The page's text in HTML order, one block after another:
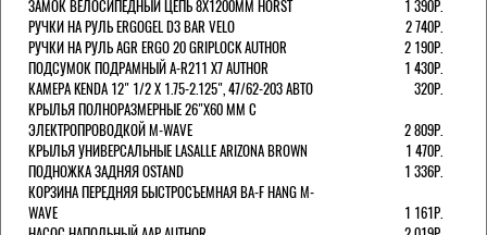
ЗАМОК ВЕЛОCИПЕДНЫЙ ЦЕПЬ 8Х1200ММ HORST
1 390Р.
РУЧКИ НА РУЛЬ ERGOGEL D3 BAR VELO
2 740Р.
РУЧКИ НА РУЛЬ AGR ERGO 20 GRIPLOCK AUTHOR
2 190Р.
ПОДСУМОК ПОДРАМНЫЙ A-R211 X7 AUTHOR
1 430Р.
КАМЕРА KENDA 12" 1/2 Х 1.75-2.125", 47/62-203 АВТО
320Р.
КРЫЛЬЯ ПОЛНОРАЗМЕРНЫЕ 26"Х60 ММ С
ЭЛЕКТРОПРОВОДКОЙ M-WAVE
2 809Р.
КРЫЛЬЯ УНИВЕРСАЛЬНЫЕ LASALLE ARIZONA BROWN
1 470Р.
ПОДНОЖКА ЗАДНЯЯ OSTAND
1 336Р.
КОРЗИНА ПЕРЕДНЯЯ БЫСТРОСЪЕМНАЯ BA-F HANG M-
WAVE
1 161Р.